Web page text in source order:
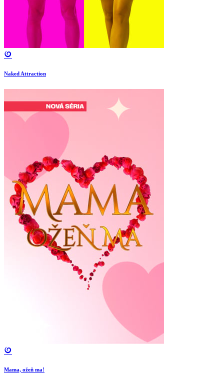
Naked Attraction
Mama, ožeň ma!